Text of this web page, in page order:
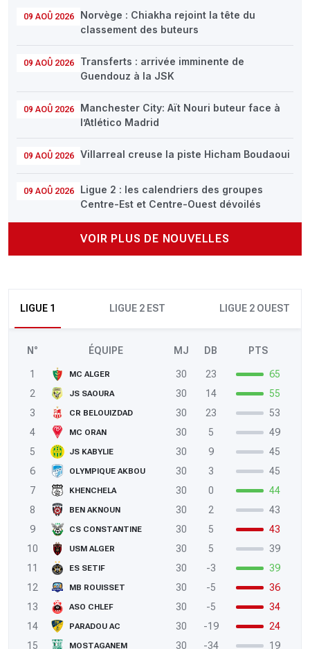
09 AOÛ 2026
Norvège : Chiakha rejoint la tête du
classement des buteurs
09 AOÛ 2026
Transferts : arrivée imminente de
Guendouz à la JSK
09 AOÛ 2026
Manchester City: Aït Nouri buteur face à
l’Atlético Madrid
09 AOÛ 2026 Villarreal creuse la piste Hicham Boudaoui
09 AOÛ 2026
Ligue 2 : les calendriers des groupes
Centre-Est et Centre-Ouest dévoilés
VOIR PLUS DE NOUVELLES
LIGUE 1 LIGUE 2 EST LIGUE 2 OUEST
N° ÉQUIPE MJ DB PTS
1 MC ALGER 30 23
65
2
JS SAOURA 30 14
55
3
CR BELOUIZDAD 30 23
53
4
MC ORAN 30 5
49
5
JS KABYLIE 30 9
45
6
OLYMPIQUE AKBOU 30 3
45
7
KHENCHELA 30 0
44
8
BEN AKNOUN 30 2
43
9
CS CONSTANTINE 30 5
43
10
USM ALGER 30 5
39
11
ES SETIF 30 -3
39
12
MB ROUISSET 30 -5
36
13
ASO CHLEF 30 -5
34
14
PARADOU AC 30 -19
24
15
MOSTAGANEM 30 -34
19